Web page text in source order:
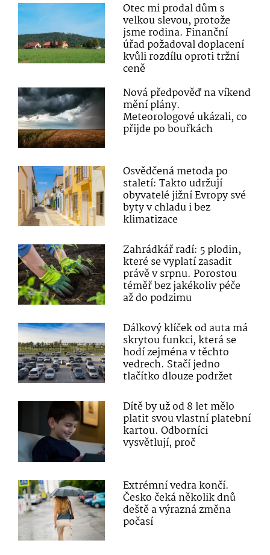
Otec mi prodal dům s
velkou slevou, protože
jsme rodina. Finanční
úřad požadoval doplacení
kvůli rozdílu oproti tržní
ceně
Nová předpověď na víkend
mění plány.
Meteorologové ukázali, co
přijde po bouřkách
Osvědčená metoda po
staletí: Takto udržují
obyvatelé jižní Evropy své
byty v chladu i bez
klimatizace
Zahrádkář radí: 5 plodin,
které se vyplatí zasadit
právě v srpnu. Porostou
téměř bez jakékoliv péče
až do podzimu
Dálkový klíček od auta má
skrytou funkci, která se
hodí zejména v těchto
vedrech. Stačí jedno
tlačítko dlouze podržet
Dítě by už od 8 let mělo
platit svou vlastní platební
kartou. Odborníci
vysvětlují, proč
Extrémní vedra končí.
Česko čeká několik dnů
deště a výrazná změna
počasí